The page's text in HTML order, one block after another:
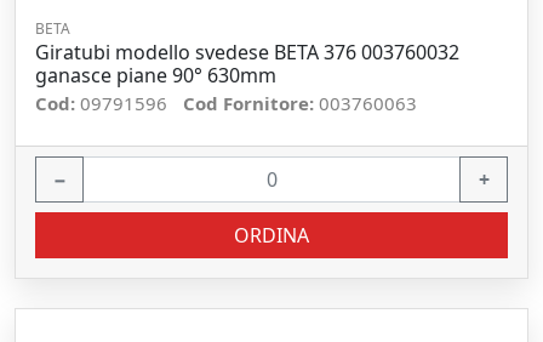
BETA
Giratubi modello svedese BETA 376 003760032
ganasce piane 90° 630mm
Cod: 09791596 Cod Fornitore: 003760063
− +
ORDINA